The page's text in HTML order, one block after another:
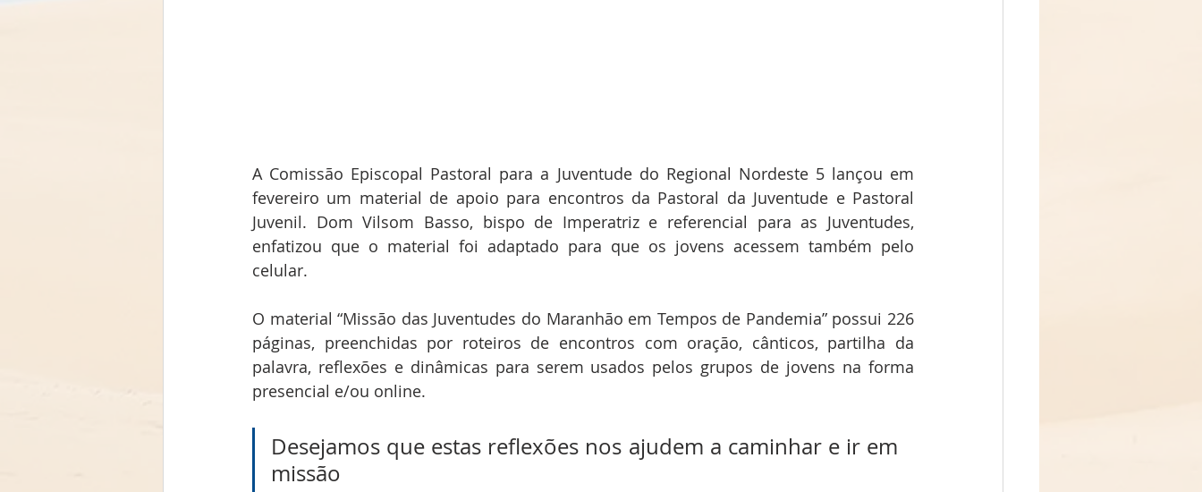
A Comissão Episcopal Pastoral para a Juventude do Regional Nordeste 5 lançou em
fevereiro um material de apoio para encontros da Pastoral da Juventude e Pastoral
Juvenil. Dom Vilsom Basso, bispo de Imperatriz e referencial para as Juventudes,
enfatizou que o material foi adaptado para que os jovens acessem também pelo
celular.
O material “Missão das Juventudes do Maranhão em Tempos de Pandemia” possui 226
páginas, preenchidas por roteiros de encontros com oração, cânticos, partilha da
palavra, reflexões e dinâmicas para serem usados pelos grupos de jovens na forma
presencial e/ou online.
Desejamos que estas reflexões nos ajudem a caminhar e ir em
missão